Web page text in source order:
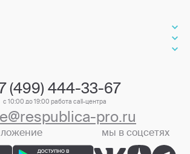
(499) 444-33-67
с 10:00 до 19:00 работа call-центра
pro.ru
мы в соцсетях